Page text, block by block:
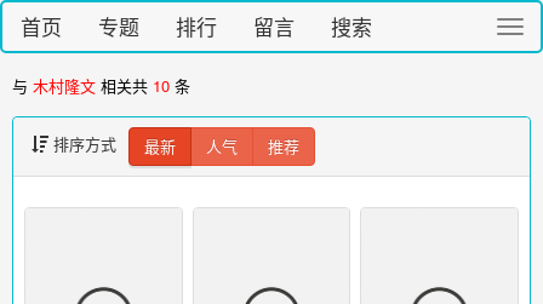
切
换
首页 专题 排行 留言 搜索
与 木村隆文 相关共 10 条
排序方式 最新 人气 推荐